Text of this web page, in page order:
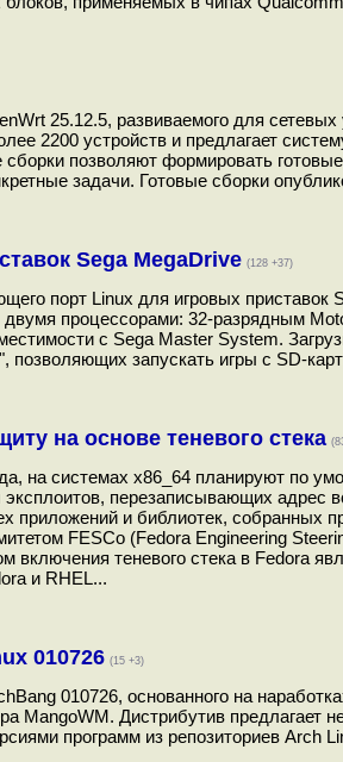
25.12.5, развиваемого для
2200 устройств и предлагает
позволяют формировать
задачи. Готовые сборки
Sega MegaDrive (128 +37)
порт Linux для игровых приставок
процессорами: 32-разрядным
с Sega Master System.
позволяющих запускать игры с SD-
на основе теневого стека
на системах x86_64 планируют по
перезаписывающих адрес
приложений и библиотек, собранных
FESCo (Fedora Engineering
включения теневого стека в Fedora
и RHEL...
010726 (15 +3)
010726, основанного на
MangoWM. Дистрибутив предлагает
программ из репозиториев Arch